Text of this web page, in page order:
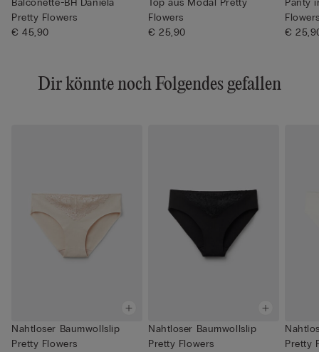
Balconette-BH Daniela
Pretty Flowers
€ 45,90
Top aus Modal Pretty
Flowers
€ 25,90
Panty
€
Dir könnte noch Folgendes gefallen
Nahtloser Baumwollslip
Pretty Flowers
Nahtloser Baumwollslip
Pretty Flowers
Pretty